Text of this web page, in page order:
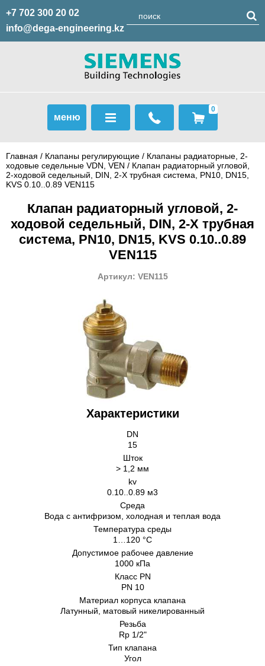
+7 702 300 20 02
info@dega-engineering.kz
меню
0
Главная / Клапаны регулирующие / Клапаны радиаторные, 2-
ходовые седельные VDN, VEN / Клапан радиаторный угловой,
2-ходовой седельный, DIN, 2-Х трубная система, PN10, DN15,
KVS 0.10..0.89 VЕN115
Клапан радиаторный угловой, 2-
ходовой седельный, DIN, 2-Х трубная
система, PN10, DN15, KVS 0.10..0.89
VЕN115
Артикул: VЕN115
Характеристики
DN
15
Шток
> 1,2 мм
kv
0.10..0.89 м3
Cреда
Вода с антифризом, холодная и теплая вода
Температура среды
1…120 °C
Допустимое рабочее давление
1000 кПа
Класс PN
PN 10
Материал корпуса клапана
Латунный, матовый никелированный
Резьба
Rp 1/2"
Тип клапана
Угол